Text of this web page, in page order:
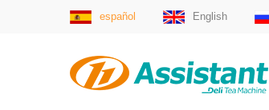
español English